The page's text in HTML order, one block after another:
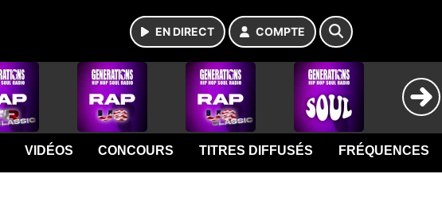
EN DIRECT COMPTE
VIDÉOS CONCOURS TITRES DIFFUSÉS FRÉQUENCES